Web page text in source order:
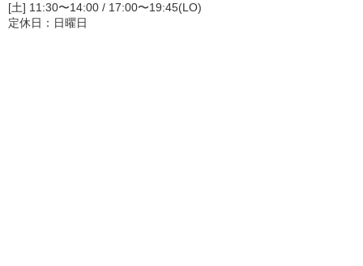
[土] 11:30〜14:00 / 17:00〜19:45(LO)
定休日：日曜日